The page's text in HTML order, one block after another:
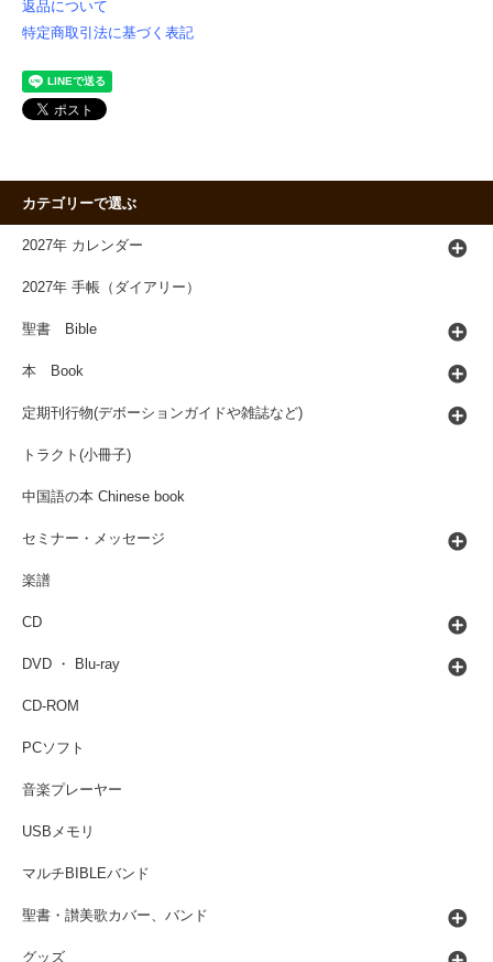
返品について
特定商取引法に基づく表記
カテゴリーで選ぶ
2027年 カレンダー
2027年 手帳（ダイアリー）
聖書 Bible
本 Book
定期刊行物(デボーションガイドや雑誌など)
トラクト(小冊子)
中国語の本 Chinese book
セミナー・メッセージ
楽譜
CD
DVD ・ Blu-ray
CD-ROM
PCソフト
音楽プレーヤー
USBメモリ
マルチBIBLEバンド
聖書・讃美歌カバー、バンド
グッズ